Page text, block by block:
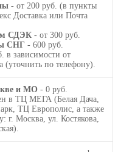
- от 200 руб. (в пункты
Доставка или Почта
СДЭК - от 300 руб.
СНГ - 600 руб.
в зависимости от
(уточнить по телефону).
и МО - 0 руб.
в ТЦ МЕГА (Белая Дача,
ТЦ Европолис, а также
г. Москва, ул. Костякова,